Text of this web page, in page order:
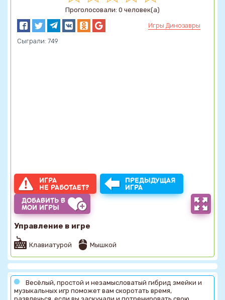
Проголосовали: 0 человек(а)
Игры Динозавры
Сыграли: 749
ИГРА
НЕ РАБОТАЕТ?
ПРЕДЫДУЩАЯ
ИГРА
ДОБАВИТЬ В
МОИ ИГРЫ
Управление в игре
Клавиатурой Мышкой
Весёлый, простой и незамысловатый гибрид змейки и
музыкальных игр поможет вам скоротать время,